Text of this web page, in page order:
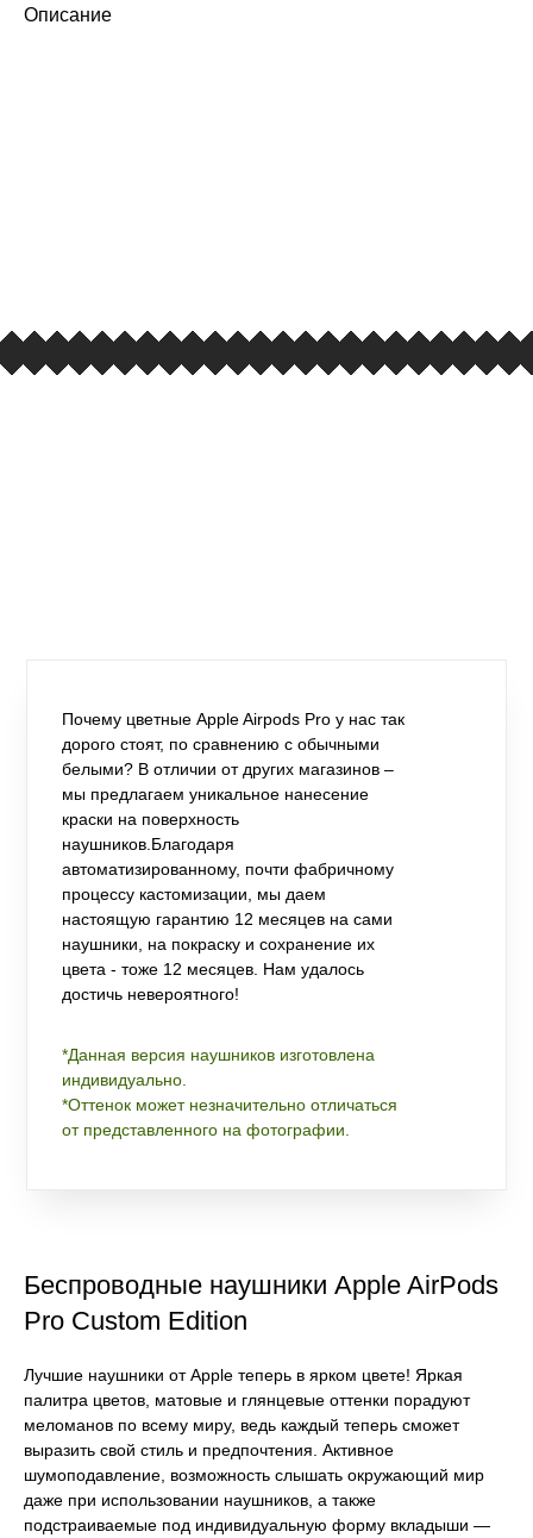
Описание
Почему цветные Apple Airpods Pro у нас так
дорого стоят, по сравнению с обычными
белыми? В отличии от других магазинов –
мы предлагаем уникальное нанесение
краски на поверхность
наушников.Благодаря
автоматизированному, почти фабричному
процессу кастомизации, мы даем
настоящую гарантию 12 месяцев на сами
наушники, на покраску и сохранение их
цвета - тоже 12 месяцев. Нам удалось
достичь невероятного!
*Данная версия наушников изготовлена
индивидуально.
*Оттенок может незначительно отличаться
от представленного на фотографии.
Беспроводные наушники Apple AirPods
Pro Custom Edition
Лучшие наушники от Apple теперь в ярком цвете! Яркая
палитра цветов, матовые и глянцевые оттенки порадуют
меломанов по всему миру, ведь каждый теперь сможет
выразить свой стиль и предпочтения. Активное
шумоподавление, возможность слышать окружающий мир
даже при использовании наушников, а также
подстраиваемые под индивидуальную форму вкладыши —